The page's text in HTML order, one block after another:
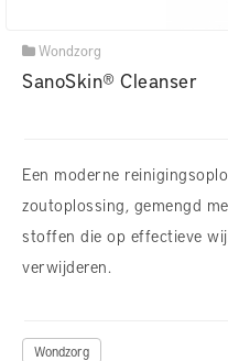
Wondzorg
SanoSkin® Cleanser
Een moderne
zoutoplossing, gemengd
stoffen die op effectieve
verwijderen.
Wondzorg